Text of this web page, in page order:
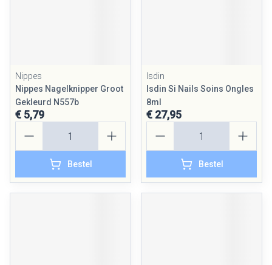
Nippes
Nippes Nagelknipper Groot
Gekleurd N557b
€ 5,79
Bestel
Isdin
Isdin Si Nails Soins Ongles
8ml
€ 27,95
Bestel